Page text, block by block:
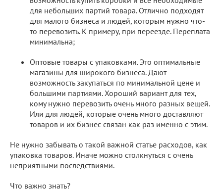
для небольших партий товара. Отлично подходят
для малого бизнеса и людей, которым нужно что-
то перевозить. К примеру, при переезде. Переплата
минимальна;
Оптовые товары с упаковками. Это оптимальные
магазины для широкого бизнеса. Дают
возможность закупаться по минимальной цене и
большими партиями. Хороший вариант для тех,
кому нужно перевозить очень много разных вещей.
Или для людей, которые очень много доставляют
товаров и их бизнес связан как раз именно с этим.
Не нужно забывать о такой важной статье расходов, как
упаковка товаров. Иначе можно столкнуться с очень
неприятными последствиями.
Что важно знать?